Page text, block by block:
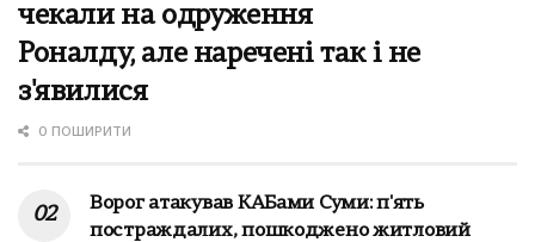
чекали на одруження
Роналду, але наречені так і не
з'явилися
0 ПОШИРИТИ
Ворог атакував КАБами Суми: п'ять
постраждалих, пошкоджено житловий